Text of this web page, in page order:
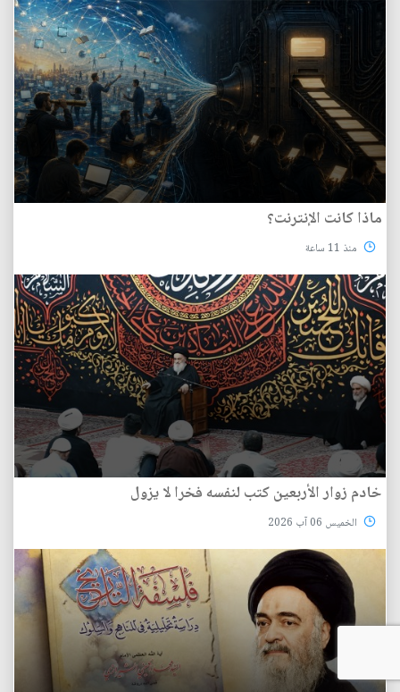
ماذا كانت الإنترنت؟
منذ 11 ساعة
خادم زوار الأربعين كتب لنفسه فخرا لا يزول
الخميس 06 آب 2026